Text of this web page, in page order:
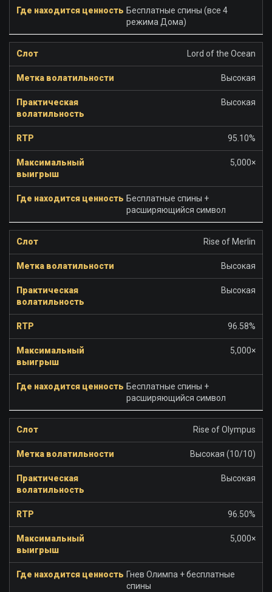
Бесплатные спины (все 4
режима Дома)
Lord of the Ocean
Высокая
Высокая
95.10%
5,000×
Бесплатные спины +
расширяющийся символ
Rise of Merlin
Высокая
Высокая
96.58%
5,000×
Бесплатные спины +
расширяющийся символ
Rise of Olympus
Высокая (10/10)
Высокая
96.50%
5,000×
Гнев Олимпа + бесплатные
спины